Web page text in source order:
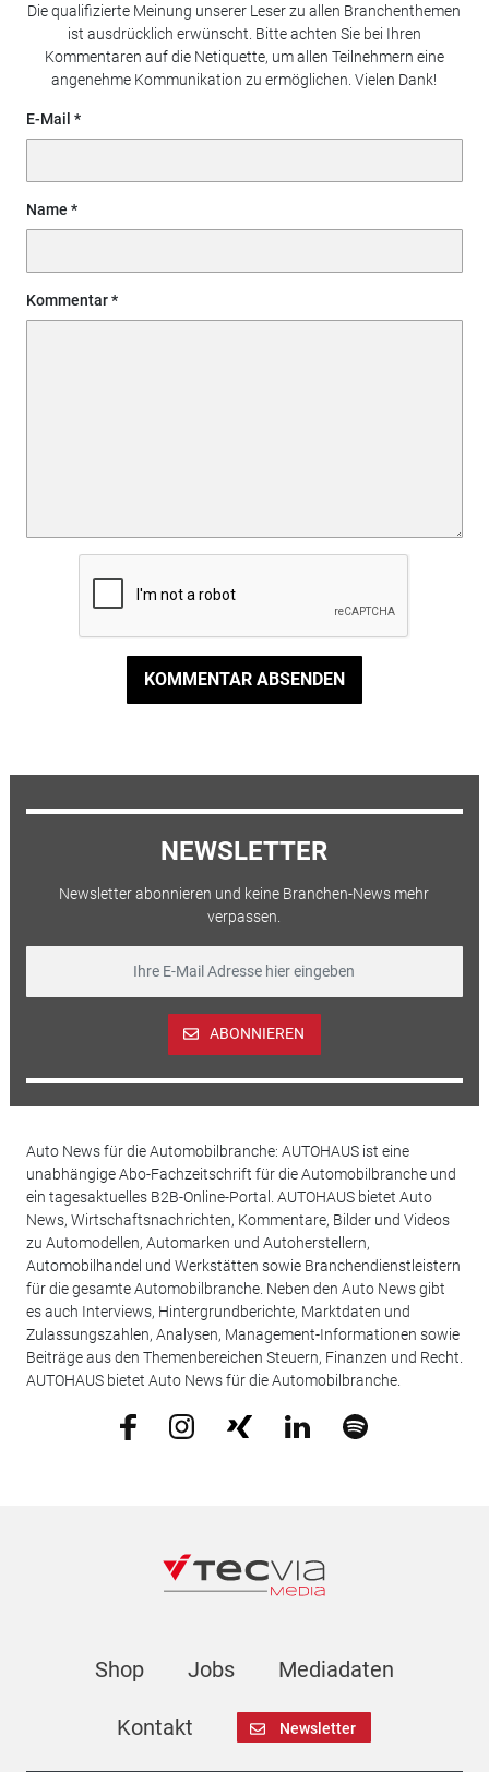
Die qualifizierte Meinung unserer Leser zu allen Branchenthemen
ist ausdrücklich erwünscht. Bitte achten Sie bei Ihren
Kommentaren auf die Netiquette, um allen Teilnehmern eine
angenehme Kommunikation zu ermöglichen. Vielen Dank!
E-Mail
Name
Kommentar
KOMMENTAR ABSENDEN
NEWSLETTER
Newsletter abonnieren und keine Branchen-News mehr
verpassen.
ABONNIEREN
Auto News für die Automobilbranche: AUTOHAUS ist eine
unabhängige Abo-Fachzeitschrift für die Automobilbranche und
ein tagesaktuelles B2B-Online-Portal. AUTOHAUS bietet Auto
News, Wirtschaftsnachrichten, Kommentare, Bilder und Videos
zu Automodellen, Automarken und Autoherstellern,
Automobilhandel und Werkstätten sowie Branchendienstleistern
für die gesamte Automobilbranche. Neben den Auto News gibt
es auch Interviews, Hintergrundberichte, Marktdaten und
Zulassungszahlen, Analysen, Management-Informationen sowie
Beiträge aus den Themenbereichen Steuern, Finanzen und Recht.
AUTOHAUS bietet Auto News für die Automobilbranche.
Shop Jobs Mediadaten
Kontakt Newsletter